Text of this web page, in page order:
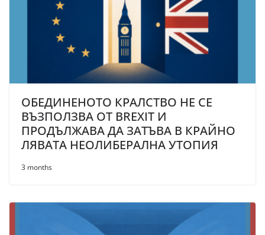
ОБЕДИНЕНОТО КРАЛСТВО НЕ СЕ
ВЪЗПОЛЗВА ОТ BREXIT И
ПРОДЪЛЖАВА ДА ЗАТЪВА В КРАЙНО
ЛЯВАТА НЕОЛИБЕРАЛНА УТОПИЯ
3 months